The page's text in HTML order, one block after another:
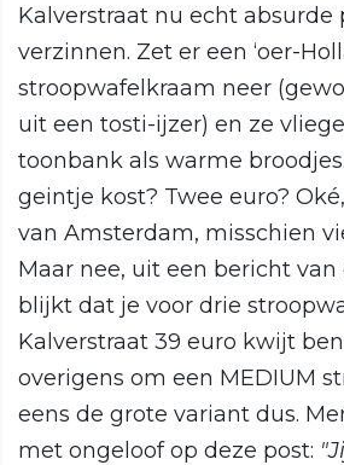
Kalverstraat nu echt absurde
verzinnen. Zet er een ‘oer-
stroopwafelkraam neer
uit een tosti-ijzer) en ze
toonbank als warme
geintje kost? Twee euro?
van Amsterdam, misschien
Maar nee, uit een bericht van
blijkt dat je voor drie
Kalverstraat 39 euro kwijt
overigens om een MEDIUM
eens de grote variant dus.
met ongeloof op deze post: